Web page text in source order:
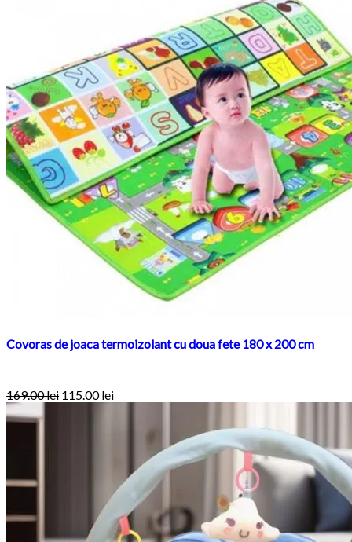
Covoras de joaca termoizolant cu doua fete 180 x 200 cm
169.00lei 115.00lei